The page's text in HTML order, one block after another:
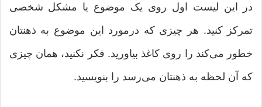
در این لیست اول روی یک موضوع یا مشکل شخصی
تمرکز کنید. هر چیزی که درمورد این موضوع به ذهنتان
خطور می‌کند را روی کاغذ بیاورید. فکر نکنید، همان چیزی
که آن لحظه به ذهنتان می‌رسد را بنویسید.